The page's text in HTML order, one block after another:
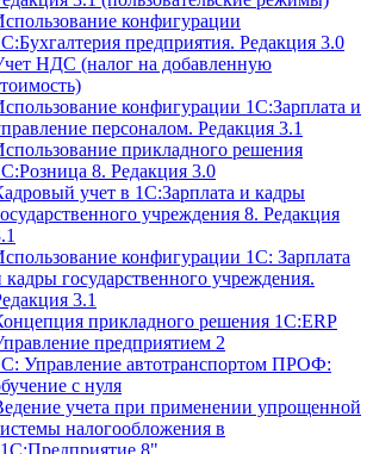
конфигурации
предприятия. Редакция 3.0
НДС (налог на добавленную
конфигурации 1С:Зарплата и
персоналом. Редакция 3.1
прикладного решения
8. Редакция 3.0
учет в 1С:Зарплата и кадры
учреждения 8. Редакция
конфигурации ‎1С: Зарплата
кадры государственного учреждения.
3.1
прикладного решения 1С:ERP
предприятием 2
Управление автотранспортом ПРОФ:
с нуля
учета при применении упрощенной
налогообложения в
8"